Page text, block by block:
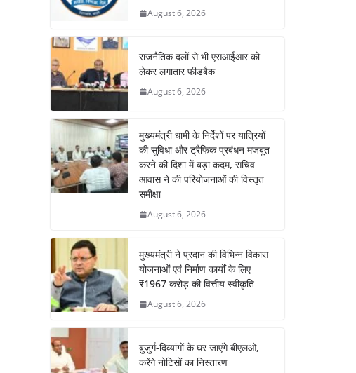
August 6, 2026
राजनैतिक दलों से भी एसआईआर को
लेकर लगातार फीडबैक
August 6, 2026
मुख्यमंत्री धामी के निर्देशों पर यात्रियों
की सुविधा और ट्रैफिक प्रबंधन मजबूत
करने की दिशा में बड़ा कदम, सचिव
आवास ने की परियोजनाओं की विस्तृत
समीक्षा
August 6, 2026
मुख्यमंत्री ने प्रदान की विभिन्न विकास
योजनाओं एवं निर्माण कार्यों के लिए
₹1967 करोड़ की वित्तीय स्वीकृति
August 6, 2026
बुजुर्ग-दिव्यांगों के घर जाएंगे बीएलओ,
करेंगे नोटिसों का निस्तारण